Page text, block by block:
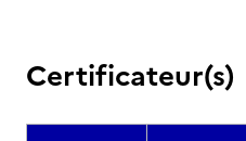
Certificateur(s)